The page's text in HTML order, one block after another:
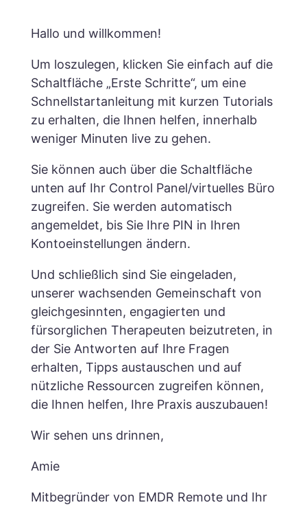
Hallo und willkommen!
Um loszulegen, klicken Sie einfach auf die
Schaltfläche „Erste Schritte“, um eine
Schnellstartanleitung mit kurzen Tutorials
zu erhalten, die Ihnen helfen, innerhalb
weniger Minuten live zu gehen.
Sie können auch über die Schaltfläche
unten auf Ihr Control Panel/virtuelles Büro
zugreifen. Sie werden automatisch
angemeldet, bis Sie Ihre PIN in Ihren
Kontoeinstellungen ändern.
Und schließlich sind Sie eingeladen,
unserer wachsenden Gemeinschaft von
gleichgesinnten, engagierten und
fürsorglichen Therapeuten beizutreten, in
der Sie Antworten auf Ihre Fragen
erhalten, Tipps austauschen und auf
nützliche Ressourcen zugreifen können,
die Ihnen helfen, Ihre Praxis auszubauen!
Wir sehen uns drinnen,
Amie
Mitbegründer von EMDR Remote und Ihr